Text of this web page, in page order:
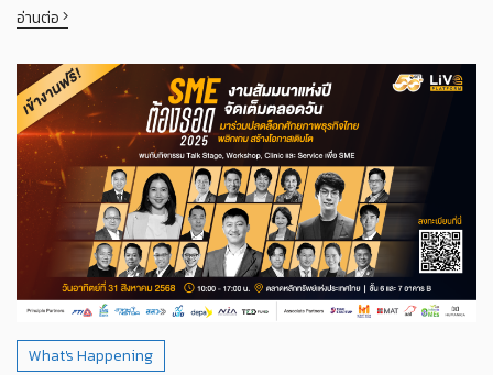
อ่านต่อ
What's Happening